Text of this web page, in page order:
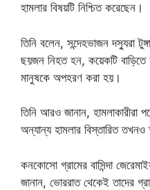
হামলার বিষয়টি নিশ্চিত করেছেন।
তিনি বলেন, সন্দেহভাজন দস্যুরা
ছয়জন নিহত হন, কয়েকটি
মানুষকে অপহরণ করা হয়।
তিনি আরও জানান, হামলাকারীরা
অন্যান্য হামলার বিস্তারিত তখনও
কনকোসো গ্রামের বাসিন্দা
জানান, ভোররাত থেকেই তাদের